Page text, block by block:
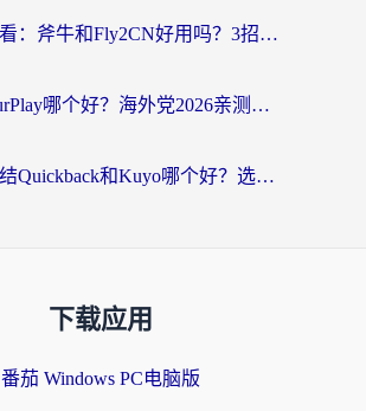
海外党必看：斧牛和Fly2CN好用吗？3招教你选对回国加速器（附免费试用攻略）
斧牛和OurPlay哪个好？海外党2026亲测：选对加速器，国内资源秒加载
海外党纠结Quickback和Kuyo哪个好？选对回国加速器才能无缝刷国内资源
下载应用
番茄 Windows PC电脑版